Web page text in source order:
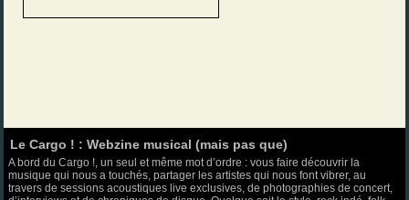
Le Cargo ! : Webzine musical (mais pas que)
A bord du Cargo !, un seul et même mot d’ordre : vous faire découvrir la
musique qui nous a touchés, partager les artistes qui nous font vibrer, au
travers de sessions acoustiques live exclusives, de photographies de concert,